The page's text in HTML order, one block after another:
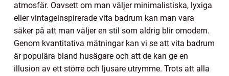
atmosfär. Oavsett om man väljer minimalistiska, lyxiga
eller vintageinspirerade vita badrum kan man vara
säker på att man väljer en stil som aldrig blir omodern.
Genom kvantitativa mätningar kan vi se att vita badrum
är populära bland husägare och att de kan ge en
illusion av ett större och ljusare utrymme. Trots att alla